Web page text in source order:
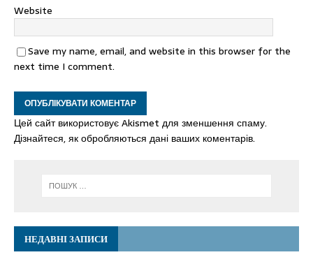
Website
Save my name, email, and website in this browser for the
next time I comment.
Цей сайт використовує Akismet для зменшення спаму.
Дізнайтеся, як обробляються дані ваших коментарів.
НЕДАВНІ ЗАПИСИ